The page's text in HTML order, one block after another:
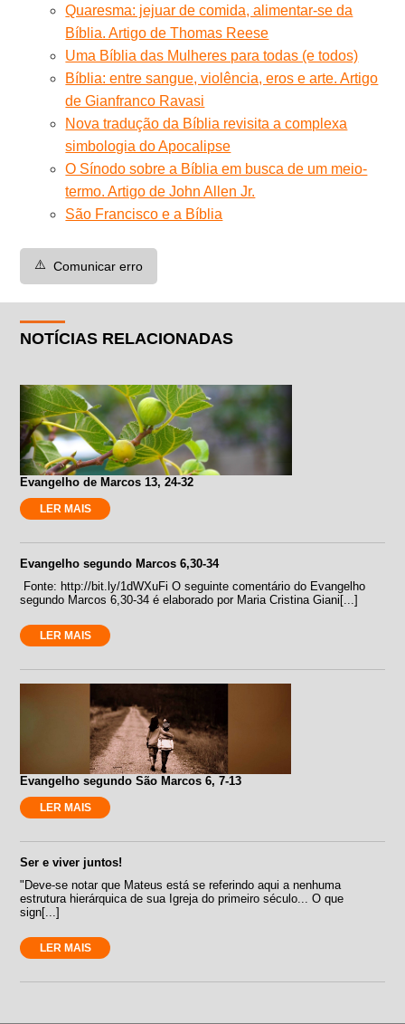
Quaresma: jejuar de comida, alimentar-se da
Bíblia. Artigo de Thomas Reese
Uma Bíblia das Mulheres para todas (e todos)
Bíblia: entre sangue, violência, eros e arte. Artigo
de Gianfranco Ravasi
Nova tradução da Bíblia revisita a complexa
simbologia do Apocalipse
O Sínodo sobre a Bíblia em busca de um meio-
termo. Artigo de John Allen Jr.
São Francisco e a Bíblia
⚠️ Comunicar erro
NOTÍCIAS RELACIONADAS
Evangelho de Marcos 13, 24-32
LER MAIS
Evangelho segundo Marcos 6,30-34
Fonte: http://bit.ly/1dWXuFi O seguinte comentário do Evangelho
segundo Marcos 6,30-34 é elaborado por Maria Cristina Giani[...]
LER MAIS
Evangelho segundo São Marcos 6, 7-13
LER MAIS
Ser e viver juntos!
"Deve-se notar que Mateus está se referindo aqui a nenhuma
estrutura hierárquica de sua Igreja do primeiro século... O que
sign[...]
LER MAIS